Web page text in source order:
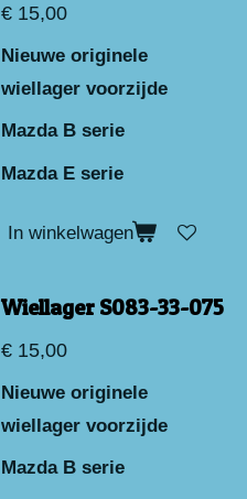
€ 15,00
Nieuwe originele
wiellager voorzijde
Mazda B serie
Mazda E serie
In winkelwagen
Wiellager S083-33-075
€ 15,00
Nieuwe originele
wiellager voorzijde
Mazda B serie